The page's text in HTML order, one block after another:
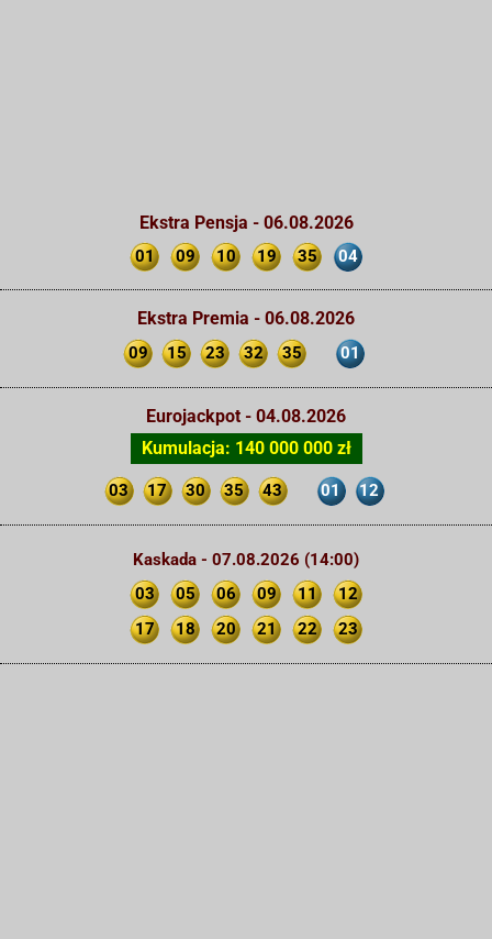
Ekstra Pensja - 06.08.2026
01 09 10 19 35 04
Ekstra Premia - 06.08.2026
09 15 23 32 35 01
Eurojackpot - 04.08.2026
Kumulacja: 140 000 000 zł
03 17 30 35 43 01 12
Kaskada - 07.08.2026 (14:00)
03
05 06 09 11
12
17
18 20 21 22 23